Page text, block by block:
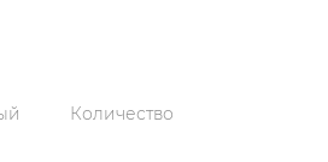
Количество